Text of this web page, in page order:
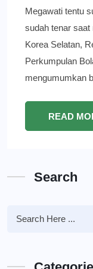
Megawati tentu
sudah tenar saat
Korea Selatan,
Perkumpulan
mengumumkan
READ
Search